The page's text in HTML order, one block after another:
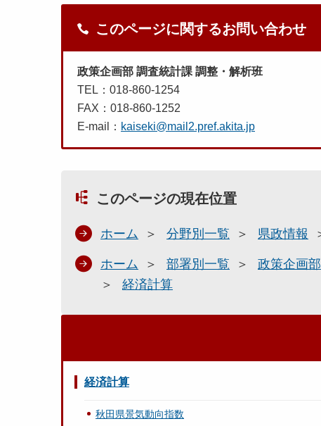
このページに関するお問い合わせ
政策企画部 調査統計課 調整・解析班
TEL：018-860-1254
FAX：018-860-1252
E-mail： kaiseki@mail2.pref.akita.jp
このページの現在位置
ホーム 分野別一覧 県政情報
ホーム 部署別一覧 政策企画部
経済計算
経済計算
秋田県景気動向指数